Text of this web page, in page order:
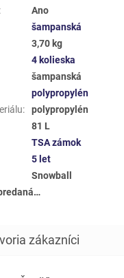
:
Ano
šampanská
3,70 kg
4 kolieska
šampanská
polypropylén
:
polypropylén
81 L
TSA zámok
5 let
Snowball